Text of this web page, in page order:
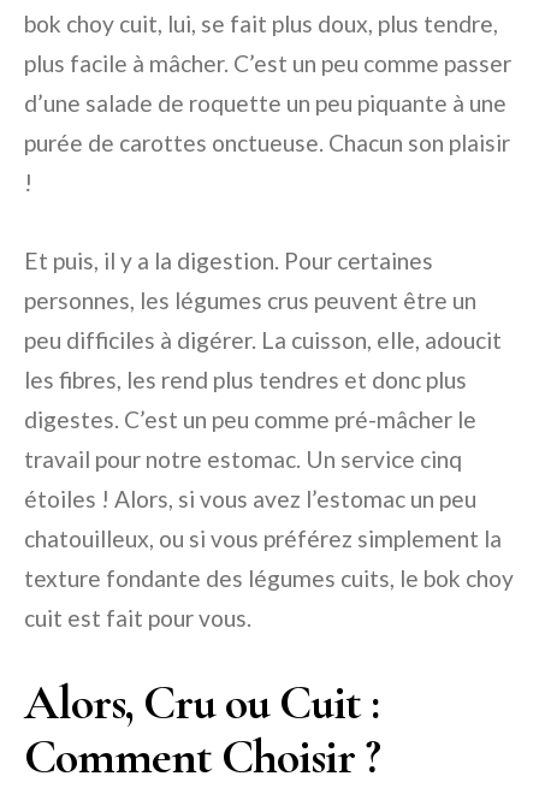
bok choy cuit, lui, se fait plus doux, plus tendre,
plus facile à mâcher. C’est un peu comme passer
d’une salade de roquette un peu piquante à une
purée de carottes onctueuse. Chacun son plaisir
!
Et puis, il y a la digestion. Pour certaines
personnes, les légumes crus peuvent être un
peu difficiles à digérer. La cuisson, elle, adoucit
les fibres, les rend plus tendres et donc plus
digestes. C’est un peu comme pré-mâcher le
travail pour notre estomac. Un service cinq
étoiles ! Alors, si vous avez l’estomac un peu
chatouilleux, ou si vous préférez simplement la
texture fondante des légumes cuits, le bok choy
cuit est fait pour vous.
Alors, Cru ou Cuit :
Comment Choisir ?